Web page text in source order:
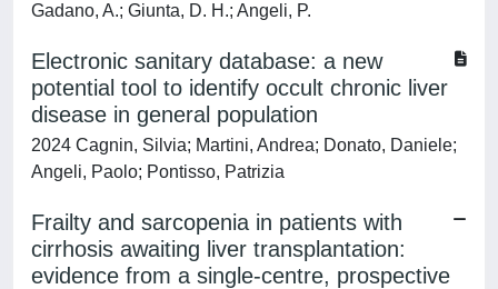
Gadano, A.; Giunta, D. H.; Angeli, P.
Electronic sanitary database: a new
potential tool to identify occult chronic liver
disease in general population
2024 Cagnin, Silvia; Martini, Andrea; Donato, Daniele;
Angeli, Paolo; Pontisso, Patrizia
Frailty and sarcopenia in patients with
cirrhosis awaiting liver transplantation:
evidence from a single-centre, prospective